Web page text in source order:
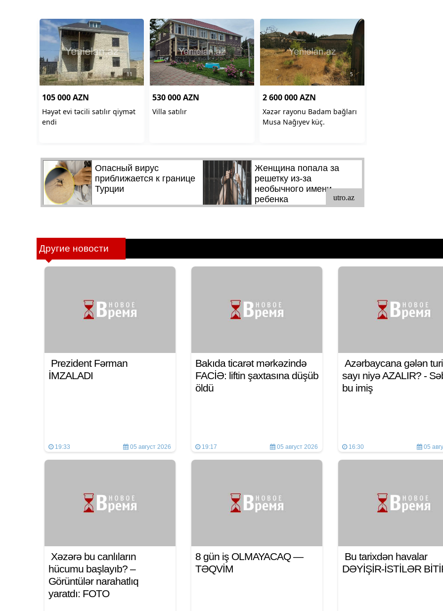
Другие новости
Prezident Fərman
İMZALADI
19:33 05 август 2026
Bakıda ticarət mərkəzində
FACİƏ: liftin şaxtasına düşüb
öldü
19:17 05 август 2026
Azərbaycana gələn
sayı niyə AZALIR? -
bu imiş
16:30 05
Xəzərə bu canlıların
hücumu başlayıb? –
Görüntülər narahatlıq
yaratdı: FOTO
8 gün iş OLMAYACAQ —
TƏQVİM
Bu tarixdən havalar
DƏYİŞİR-İSTİLƏR